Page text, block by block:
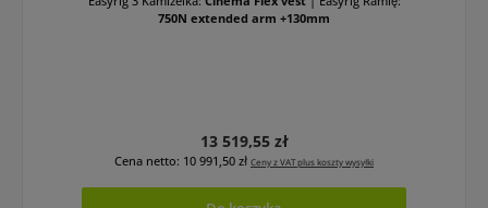
750N extended arm +130mm
Cena regularna:
13 519,55 zł
Cena netto: 10 991,50 zł Ceny z VAT plus koszty wysyłki